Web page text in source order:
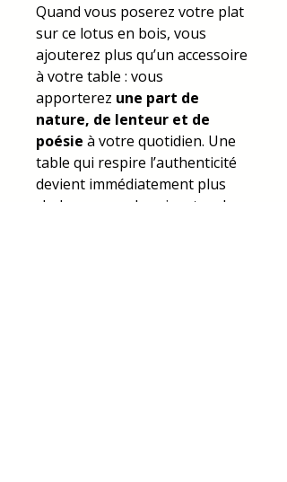
Quand vous poserez votre plat
sur ce lotus en bois, vous
ajouterez plus qu’un accessoire
à votre table : vous
apporterez une part de
nature, de lenteur et de
poésie à votre quotidien. Une
table qui respire l’authenticité
devient immédiatement plus
chaleureuse, plus vivante, plus